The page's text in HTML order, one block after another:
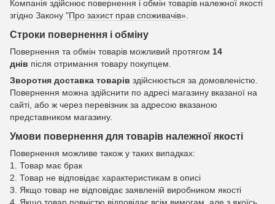
Компанія здійснює повернення і обмін товарів належної якості
згідно Закону "Про захист прав споживачів».
Строки повернення і обміну
Повернення та обмін товарів можливий протягом 14
днів після отримання товару покупцем.
Зворотня доставка товарів здійснюється за домовленістю.
Повернення можна здійснити по адресі магазину вказаної на
сайті, або ж через перевізник за адресою вказаною
представником магазину.
Умови повернення для товарів належної якості
Повернення можливе також у таких випадках:
1. Товар має брак
2. Товар не відповідає характеристикам в описі
3. Якщо товар не відповідає заявленій виробником якості